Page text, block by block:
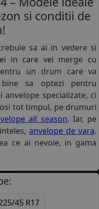
si conditii de
sa ai in vedere si
in care vei merge cu
un drum care va
sa optezi pentru
anvelope specializate, ci
tot timpul, pe drumuri
all season. Iar, pe
anvelope de vara.
ce ai nevoie, in gama
45 R17